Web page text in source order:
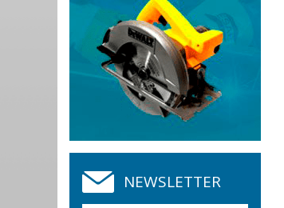
NEWSLETTER